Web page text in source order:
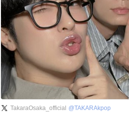
TakaraOsaka_official @TAKARAkpop